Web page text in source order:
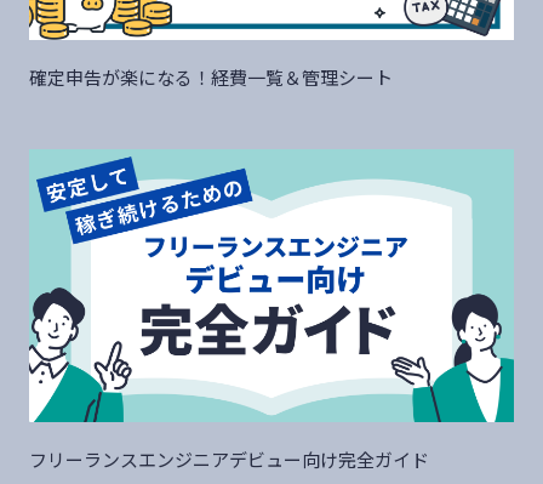
確定申告が楽になる！経費一覧＆管理シート
フリーランスエンジニアデビュー向け完全ガイド